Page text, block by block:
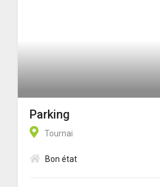
Parking
Tournai
Bon état